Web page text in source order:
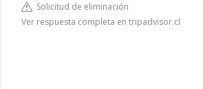
Solicitud de eliminación
Ver respuesta completa en tripadvisor.cl